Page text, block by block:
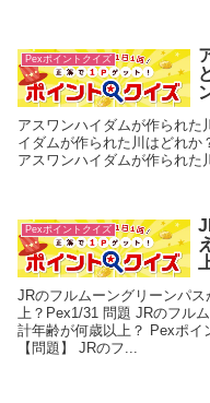
Pexポイントクイズ
アスワンハイダムが作られた
イダムが作られた川はどれか
アスワンハイダムが作られ
Pexポイントクイズ
JRのフルムーングリーンパ
上？Pex1/31 問題 JRのフル
計年齢が何歳以上？ Pexポイ
【問題】 JRのフ...